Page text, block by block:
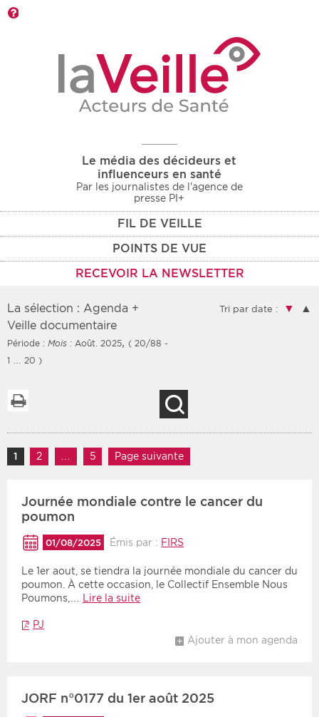
Le média des décideurs et
influenceurs en santé
Par les journalistes de l'agence de
presse PI+
FIL DE VEILLE
POINTS DE VUE
RECEVOIR LA NEWSLETTER
prochains jours
Communiqués des 10
derniers jours
Rendez-vous
Les deux
Secteur
Protection sociale
Sanitaire
Médico-social
Zone géographique
Choisir une zone
Choisir une date de débutChoisir une date de finChronologique
La sélection : Agenda +
Veille documentaire
Période : Mois : Août. 2025, ( 20/88 -
1 … 20 )
Tri par date : ▼ ▲
Navigation des articles
Page
1 Page
2 Page
5 Page suivante
Journée mondiale contre le cancer du
poumon
01/08/2025 Émis par : FIRS
Le 1er aout, se tiendra la journée mondiale du cancer du
poumon. À cette occasion, le Collectif Ensemble Nous
Poumons,… Lire la suite
PJ
Ajouter à mon agenda
JORF n°0177 du 1er août 2025